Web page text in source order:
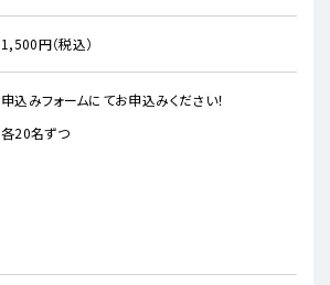
1,500円（税込）
申込みフォームにてお申込みください！
各20名ずつ